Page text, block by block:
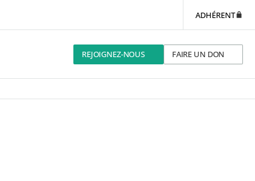
ADHÉRENT
REJOIGNEZ-NOUS FAIRE UN DON